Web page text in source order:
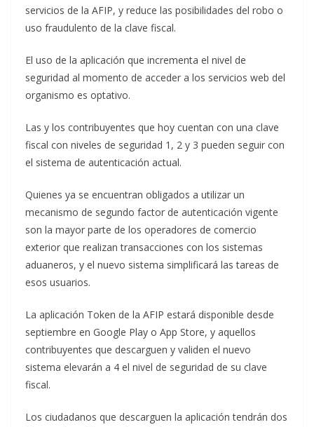
servicios de la AFIP, y reduce las posibilidades del robo o
uso fraudulento de la clave fiscal.
El uso de la aplicación que incrementa el nivel de
seguridad al momento de acceder a los servicios web del
organismo es optativo.
Las y los contribuyentes que hoy cuentan con una clave
fiscal con niveles de seguridad 1, 2 y 3 pueden seguir con
el sistema de autenticación actual.
Quienes ya se encuentran obligados a utilizar un
mecanismo de segundo factor de autenticación vigente
son la mayor parte de los operadores de comercio
exterior que realizan transacciones con los sistemas
aduaneros, y el nuevo sistema simplificará las tareas de
esos usuarios.
La aplicación Token de la AFIP estará disponible desde
septiembre en Google Play o App Store, y aquellos
contribuyentes que descarguen y validen el nuevo
sistema elevarán a 4 el nivel de seguridad de su clave
fiscal.
Los ciudadanos que descarguen la aplicación tendrán dos